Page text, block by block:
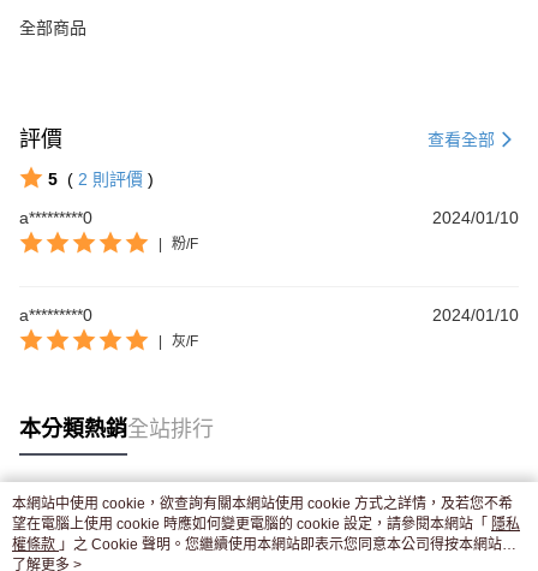
全部商品
評價 查看全部
5 ( 2 則評價 )
a*********0
2024/01/10
粉/F
a*********0 2024/01/10
灰/F
本分類熱銷全站排行
熱門標籤
本網站中使用 cookie，欲查詢有關本網站使用 cookie 方式之詳情，及若您不希
望在電腦上使用 cookie 時應如何變更電腦的 cookie 設定，請參閱本網站「 隱私
權條款 」之 Cookie 聲明。您繼續使用本網站即表示您同意本公司得按本網站使
用條款之 Cookie 聲明使用 cookie。
了解更多 >